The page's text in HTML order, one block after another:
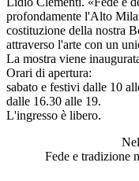
profondamente l'Alto
costituzione della nostra
attraverso l'arte con un
La mostra viene
Orari di apertura:
sabato e festivi dalle 10
dalle 16.30 alle 19.
L'ingresso è libero.
Fede e tradizione